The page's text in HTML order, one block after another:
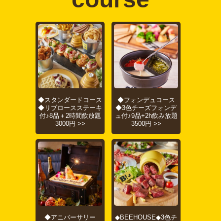
◆スタンダードコース
◆リブロースステーキ
付♪8品＋2時間飲放題
3000円 >>
◆フォンデュコース
◆3色チーズフォンデ
ュ付♪9品+2h飲み放題
3500円 >>
◆アニバーサリー ◆BEEHOUSE◆3色チ